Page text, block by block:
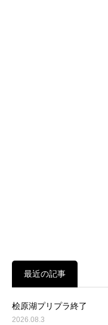
最近の記事
桧原湖プリプラ終了
2026.08.3